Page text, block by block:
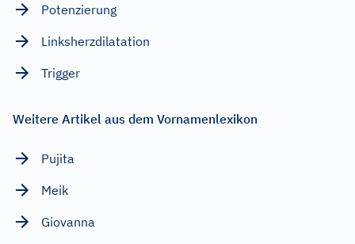
Potenzierung
Linksherzdilatation
Trigger
Weitere Artikel aus dem Vornamenlexikon
Pujita
Meik
Giovanna